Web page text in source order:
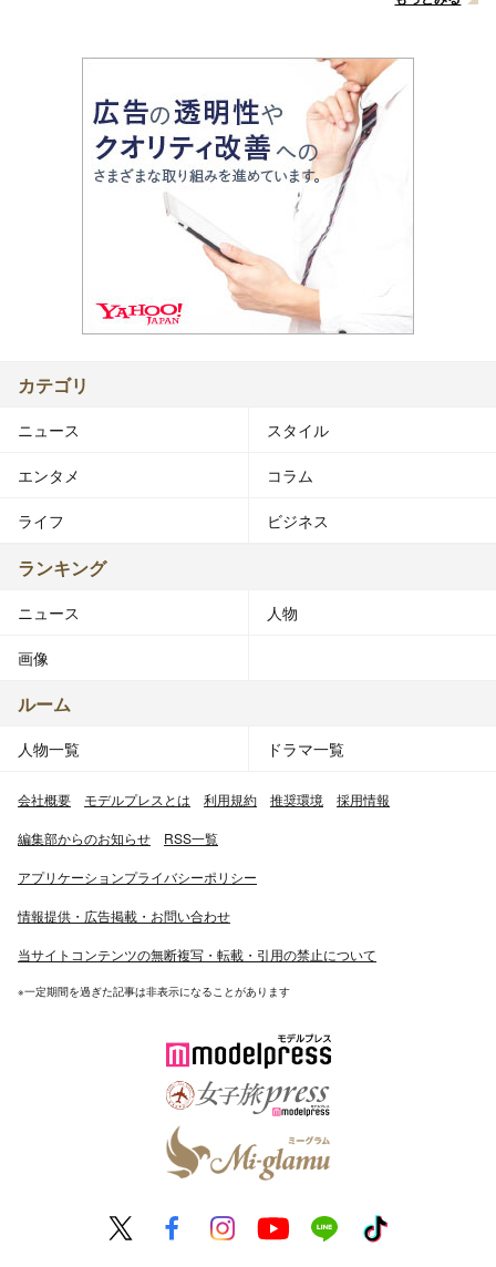
カテゴリ
ニュース スタイル
エンタメ コラム
ライフ ビジネス
ランキング
ニュース 人物
画像
ルーム
人物一覧 ドラマ一覧
会社概要 モデルプレスとは 利用規約 推奨環境 採用情報
編集部からのお知らせ RSS一覧
アプリケーションプライバシーポリシー
情報提供・広告掲載・お問い合わせ
当サイトコンテンツの無断複写・転載・引用の禁止について
※一定期間を過ぎた記事は非表示になることがあります